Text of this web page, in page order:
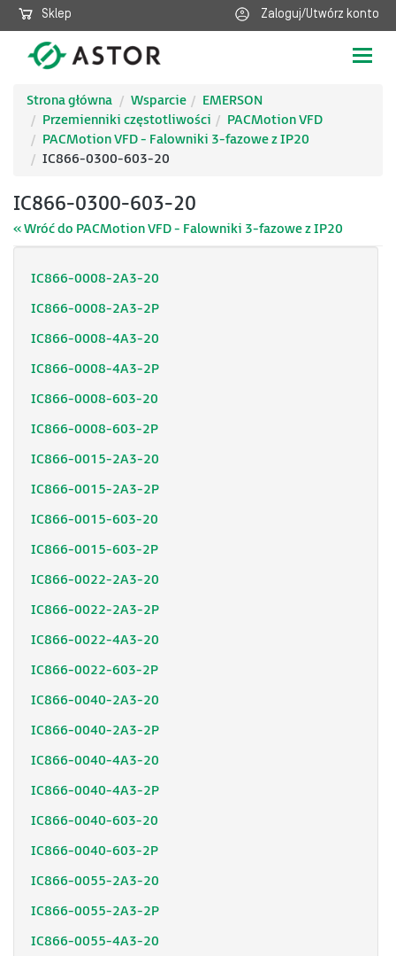
Sklep Zaloguj/Utwórz konto
Strona główna
Wsparcie
EMERSON
Przemienniki częstotliwości
PACMotion VFD
PACMotion VFD - Falowniki 3-fazowe z IP20
IC866-0300-603-20
IC866-0300-603-20
« Wróć do PACMotion VFD - Falowniki 3-fazowe z IP20
IC866-0008-2A3-20
IC866-0008-2A3-2P
IC866-0008-4A3-20
IC866-0008-4A3-2P
IC866-0008-603-20
IC866-0008-603-2P
IC866-0015-2A3-20
IC866-0015-2A3-2P
IC866-0015-603-20
IC866-0015-603-2P
IC866-0022-2A3-20
IC866-0022-2A3-2P
IC866-0022-4A3-20
IC866-0022-603-2P
IC866-0040-2A3-20
IC866-0040-2A3-2P
IC866-0040-4A3-20
IC866-0040-4A3-2P
IC866-0040-603-20
IC866-0040-603-2P
IC866-0055-2A3-20
IC866-0055-2A3-2P
IC866-0055-4A3-20